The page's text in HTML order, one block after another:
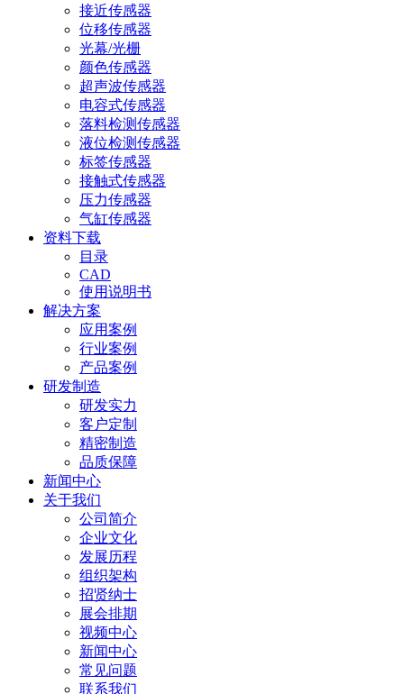
接近传感器
位移传感器
光幕/光栅
颜色传感器
超声波传感器
电容式传感器
落料检测传感器
液位检测传感器
标签传感器
接触式传感器
压力传感器
气缸传感器
资料下载
目录
CAD
使用说明书
解决方案
应用案例
行业案例
产品案例
研发制造
研发实力
客户定制
精密制造
品质保障
新闻中心
关于我们
公司简介
企业文化
发展历程
组织架构
招贤纳士
展会排期
视频中心
新闻中心
常见问题
联系我们